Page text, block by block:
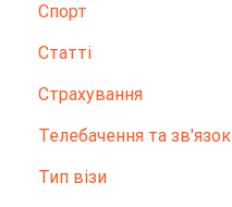
Спорт
Статті
Страхування
Телебачення та зв'язок
Тип візи